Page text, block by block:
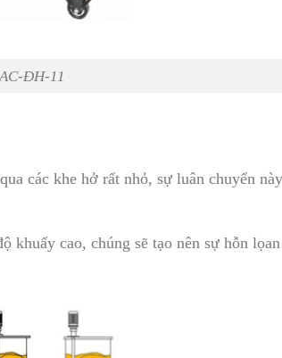
ĐH-11
các khe hở rất nhỏ, sự luân chuyển
cao, chúng sẽ tạo nên sự hỗn